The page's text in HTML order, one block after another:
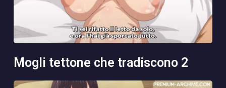
mogli tettone che tradiscono 2